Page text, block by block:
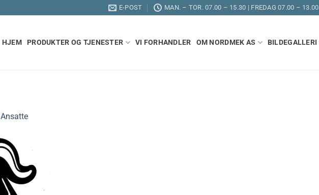
E-POST MAN. – TOR. 07.00 – 15.30 | FREDAG 07.00 – 13.00
HJEM PRODUKTER OG TJENESTER VI FORHANDLER OM NORDMEK AS BILDEGALLERI
Ansatte